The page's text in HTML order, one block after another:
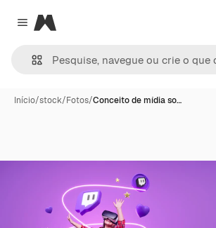
Close menu
Magnific
Início/stock/Fotos/Conceito de mídia so…